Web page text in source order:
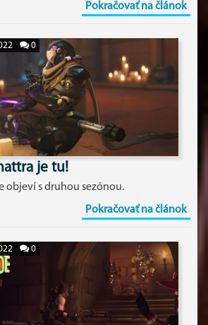
Pokračovať na článok
0
je tu!
objeví s druhou sezónou.
Pokračovať na článok
0